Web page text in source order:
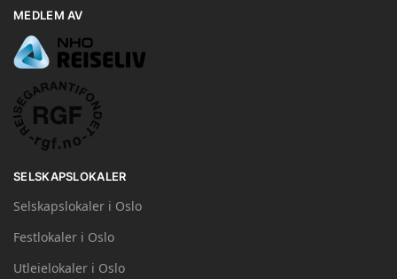
MEDLEM AV
SELSKAPSLOKALER
Selskapslokaler i Oslo
Festlokaler i Oslo
Utleielokaler i Oslo